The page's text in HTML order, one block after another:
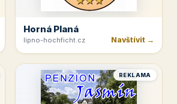
Horná Planá
lipno-hochficht.cz Navštívit →
REKLAMA